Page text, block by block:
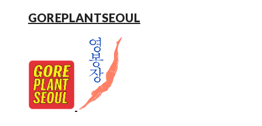
GOREPLANTSEOUL